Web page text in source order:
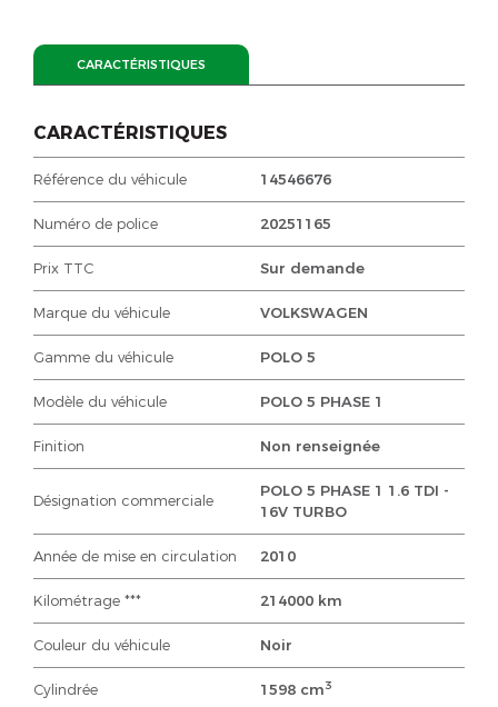
CARACTÉRISTIQUES
CARACTÉRISTIQUES
Référence du véhicule 14546676
Numéro de police 20251165
Prix TTC Sur demande
Marque du véhicule VOLKSWAGEN
Gamme du véhicule POLO 5
Modèle du véhicule POLO 5 PHASE 1
Finition Non renseignée
Désignation commerciale
POLO 5 PHASE 1 1.6 TDI -
16V TURBO
Année de mise en circulation 2010
Kilométrage *** 214000 km
Couleur du véhicule Noir
Cylindrée 1598 cm3